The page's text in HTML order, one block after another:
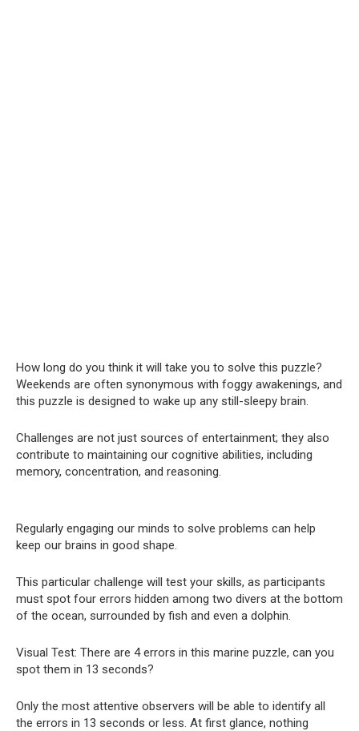
How long do you think it will take you to solve this puzzle?
Weekends are often synonymous with foggy awakenings, and
this puzzle is designed to wake up any still-sleepy brain.
Challenges are not just sources of entertainment; they also
contribute to maintaining our cognitive abilities, including
memory, concentration, and reasoning.
Regularly engaging our minds to solve problems can help
keep our brains in good shape.
This particular challenge will test your skills, as participants
must spot four errors hidden among two divers at the bottom
of the ocean, surrounded by fish and even a dolphin.
Visual Test: There are 4 errors in this marine puzzle, can you
spot them in 13 seconds?
Only the most attentive observers will be able to identify all
the errors in 13 seconds or less. At first glance, nothing